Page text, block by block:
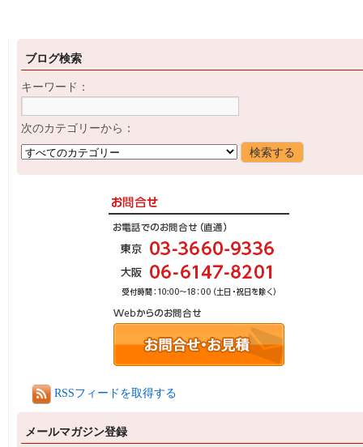
ブログ検索
キーワード：
次のカテゴリーから：
RSSフィードを取得する
メールマガジン登録